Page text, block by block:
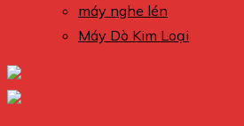
máy nghe lén
Máy Dò Kim Loại